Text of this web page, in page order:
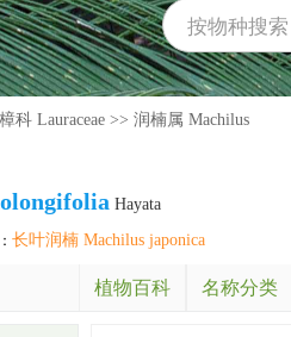
樟科 Lauraceae >> 润楠属 Machilus
Hayata
长叶润楠 Machilus japonica
植物百科 名称分类